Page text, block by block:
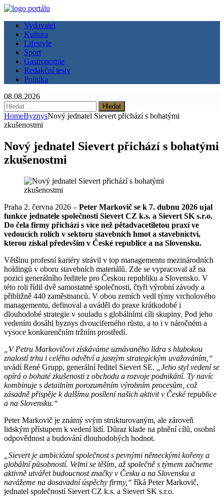
Vydavatel
Kultura
Lifestyle
Sport
Gastronomie
Redakční testy
Politika
08.08.2026
Vyhledávání
HomeByznysNový jednatel Sievert přichází s bohatými
zkušenostmi
Nový jednatel Sievert přichází s bohatými
zkušenostmi
Praha 2. června 2026 – Peter Markovič se k 7. dubnu 2026 ujal
funkce jednatele společnosti Sievert CZ k.s. a Sievert SK s.r.o.
Do čela firmy přichází s více než pětadvacetiletou praxí ve
vedoucích rolích v sektoru stavebních hmot a stavebnictví,
kterou získal především v České republice a na Slovensku.
Většinu profesní kariéry strávil v top managementu mezinárodních
holdingů v oboru stavebních materiálů. Zde se vypracoval až na
pozici generálního ředitele pro Českou republiku a Slovensko. V
této roli řídil dvě samostatné společnosti, čtyři výrobní závody a
přibližně 440 zaměstnanců. V obou zemích vedl týmy vrcholového
managementu, definoval a uváděl do praxe krátkodobé i
dlouhodobé strategie v souladu s globálními cíli skupiny. Pod jeho
vedením dosáhl byznys dvouciferného růstu, a to i v náročném a
vysoce konkurenčním tržním prostředí.
„V Petru Markovičovi získáváme uznávaného lídra s hlubokou
znalostí trhu i celého odvětví a jasným strategickým uvažováním,“
uvádí René Grupp, generální ředitel Sievert SE. „Jeho styl vedení se
opírá o bohaté zkušenosti z obchodu a rozvoje podnikání. Ty navíc
kombinuje s detailním porozuměním výrobním procesům, což
zásadně přispěje k dalšímu posílení našich aktivit v České republice
a na Slovensku.“
Peter Markovič je známý svým strukturovaným, ale zároveň
lidským přístupem k vedení lidí. Důraz klade na plnění cílů, osobní
odpovědnost a budování dlouhodobých hodnot.
„Sievert je ambiciózní společnost s pevnými německými kořeny a
globální působností. Velmi se těším, až společně s týmem začneme
aktivně utvářet budoucnost značky v Česku a na Slovensku a
navážeme na dosavadní úspěchy firmy,“ říká Peter Markovič,
jednatel společností Sievert CZ k.s. a Sievert SK s.r.o.